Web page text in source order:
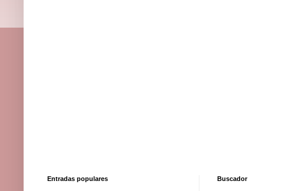
Buscador
Entradas populares